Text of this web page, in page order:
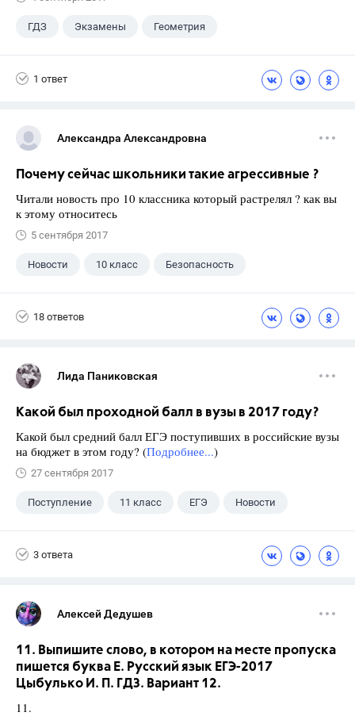
ГДЗ Экзамены Геометрия
1 ответ
Александра Александровна
Почему сейчас школьники такие агрессивные ?
Читали новость про 10 классника который растрелял ? как вы
к этому относитесь
5 сентября 2017
Новости 10 класс Безопасность
18 ответов
Лида Паниковская
Какой был проходной балл в вузы в 2017 году?
Какой был средний балл ЕГЭ поступивших в российские вузы
на бюджет в этом году? (Подробнее...)
27 сентября 2017
Поступление 11 класс ЕГЭ Новости
3 ответа
Алексей Дедушев
11. Выпишите слово, в котором на месте пропуска
пишется буква Е. Русский язык ЕГЭ-2017
Цыбулько И. П. ГДЗ. Вариант 12.
11.